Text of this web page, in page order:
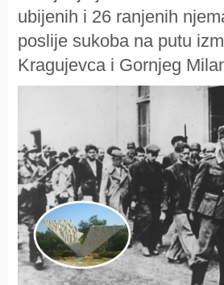
ubijenih i 26 ranjenih
poslije sukoba na putu
Kragujevca i Gornjeg